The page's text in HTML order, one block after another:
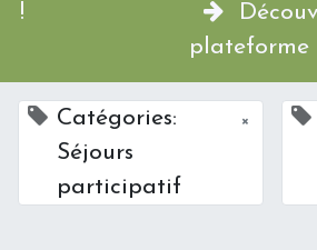
!
plateforme
Catégories:
Séjours
participatif
×